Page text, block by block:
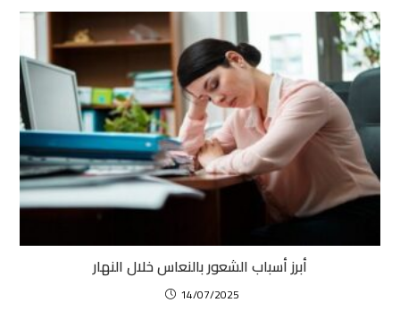
أبرز أسباب الشعور بالنعاس خلال النهار
14/07/2025